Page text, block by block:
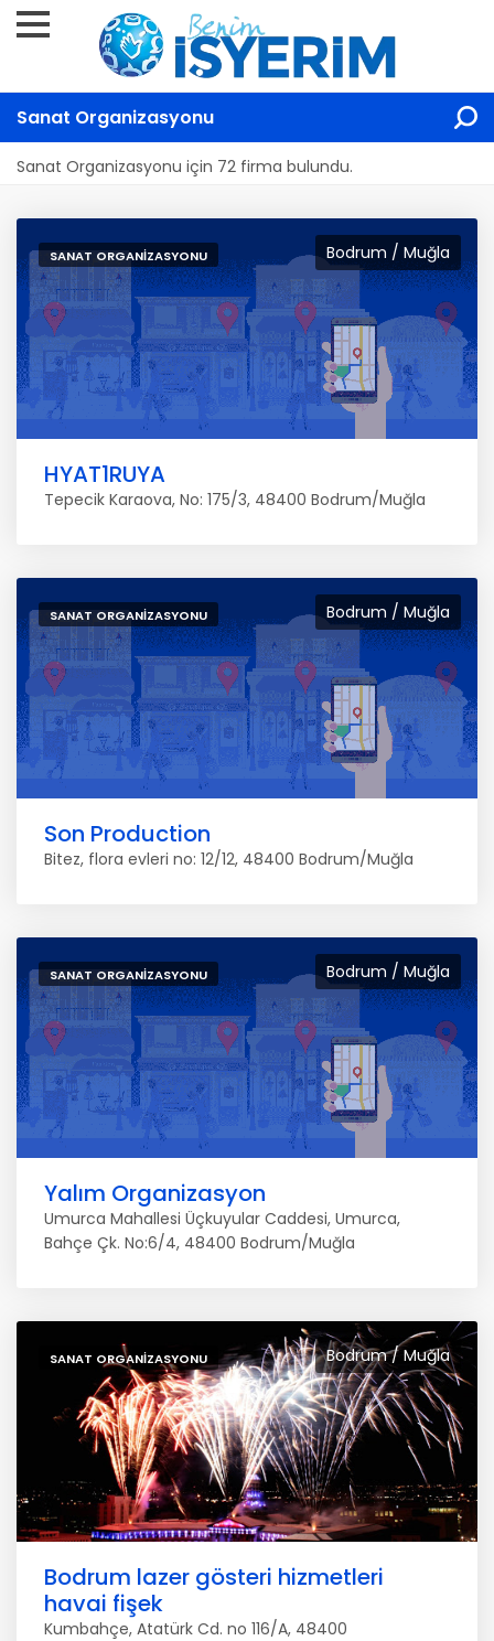
Sanat Organizasyonu
Sanat Organizasyonu için 72 firma bulundu.
Bodrum / Muğla
SANAT ORGANIZASYONU
HYAT1RUYA
Tepecik Karaova, No: 175/3, 48400 Bodrum/Muğla
Bodrum / Muğla
SANAT ORGANIZASYONU
Son Production
Bitez, flora evleri no: 12/12, 48400 Bodrum/Muğla
Bodrum / Muğla
SANAT ORGANIZASYONU
Yalım Organizasyon
Umurca Mahallesi Üçkuyular Caddesi, Umurca,
Bahçe Çk. No:6/4, 48400 Bodrum/Muğla
Bodrum / Muğla
SANAT ORGANIZASYONU
Bodrum lazer gösteri hizmetleri
havai fişek
Kumbahçe, Atatürk Cd. no 116/A, 48400